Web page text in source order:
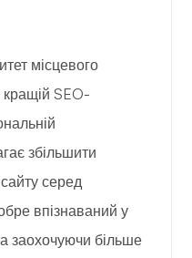
місцевого
кращій SEO-
збільшити
серед
впізнаваний у
заохочуючи більше